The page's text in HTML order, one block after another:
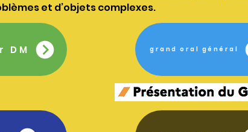
et d’objets complexes.
DM grand oral général